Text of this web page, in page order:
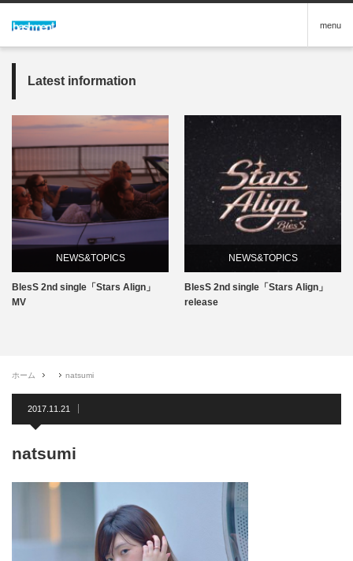
menu
Latest information
NEWS&TOPICS
BlesS 2nd single「Stars Align」
MV
NEWS&TOPICS
BlesS 2nd single「Stars Align」
release
ホーム natsumi
2017.11.21
natsumi